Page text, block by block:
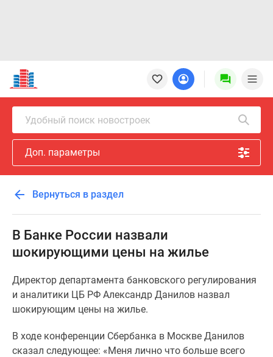
Новостройки
Квартиры
Ипотека
Новостройки
Москвы
Новостройки
Подмосковья
Новостройки
Москвы
Готовые
новостройки
Новостройки
Специальные
предложения
Коммерческие
помещения
Продавцы
Удобный поиск новостроек
Доп. параметры
Вернуться в раздел
В Банке России назвали
шокирующими цены на жилье
Директор департамента банковского регулирования
и аналитики ЦБ РФ Александр Данилов назвал
шокирующим цены на жилье.
В ходе конференции Сбербанка в Москве Данилов
сказал следующее: «Меня лично что больше всего